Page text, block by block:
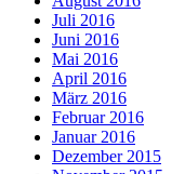
Juli 2016
Juni 2016
Mai 2016
April 2016
März 2016
Februar 2016
Januar 2016
Dezember 2015